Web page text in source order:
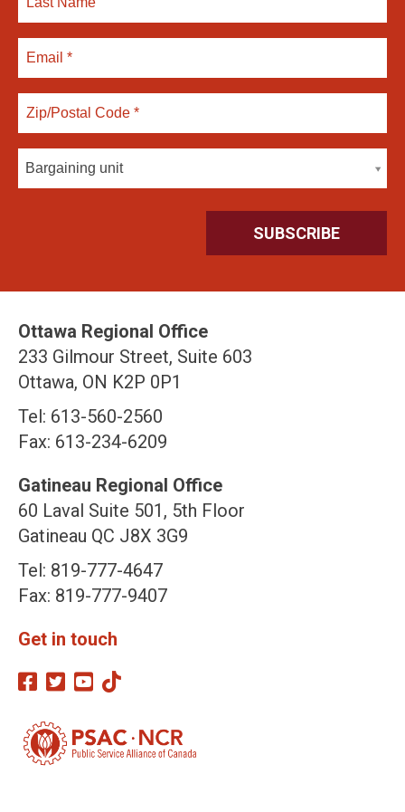
Bargaining unit
Ottawa Regional Office
233 Gilmour Street, Suite 603
Ottawa, ON K2P 0P1
Tel: 613-560-2560
Fax: 613-234-6209
Gatineau Regional Office
60 Laval Suite 501, 5th Floor
Gatineau QC J8X 3G9
Tel: 819-777-4647
Fax: 819-777-9407
Get in touch